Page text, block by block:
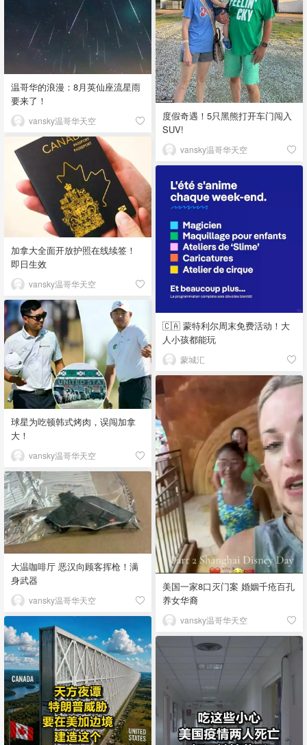
度假奇遇！5只黑熊打开车门闯入
SUV!
vansky温哥华天空
温哥华的浪漫：8月英仙座流星雨
要来了！
vansky温哥华天空
加拿大全面开放护照在线续签！
即日生效
vansky温哥华天空
🇨🇦 蒙特利尔周末免费活动！大
人小孩都能玩
蒙城汇
球星为吃顿韩式烤肉，误闯加拿
大！
vansky温哥华天空
美国一家8口灭门案 婚姻千疮百孔
养女华裔
vansky温哥华天空
大温咖啡厅 恶汉向顾客挥枪！满
身武器
vansky温哥华天空